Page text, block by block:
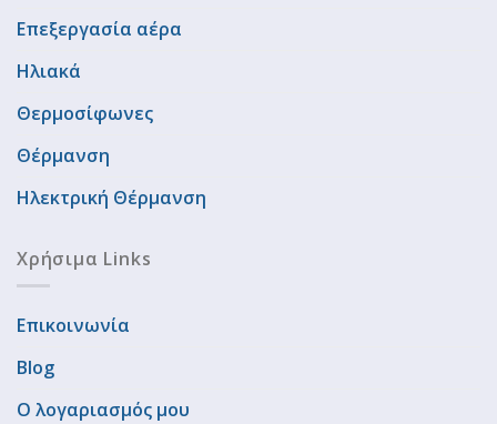
Επεξεργασία αέρα
Ηλιακά
Θερμοσίφωνες
Θέρμανση
Ηλεκτρική Θέρμανση
Χρήσιμα Links
Επικοινωνία
Blog
Ο λογαριασμός μου